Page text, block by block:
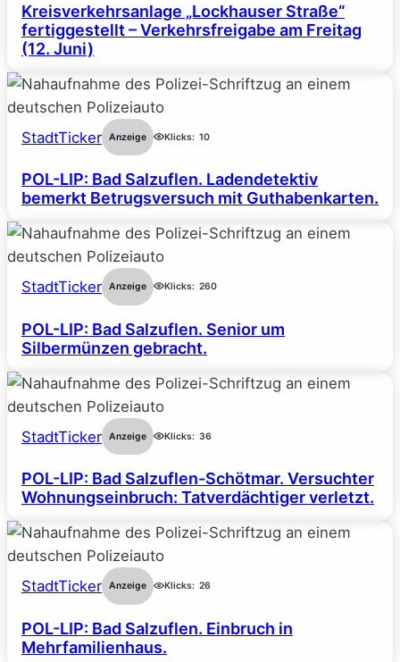
Kreisverkehrsanlage „Lockhauser Straße“
fertiggestellt – Verkehrsfreigabe am Freitag
(12. Juni)
StadtTicker Anzeige Klicks: 10
POL-LIP: Bad Salzuflen. Ladendetektiv
bemerkt Betrugsversuch mit Guthabenkarten.
StadtTicker Anzeige Klicks: 260
POL-LIP: Bad Salzuflen. Senior um
Silbermünzen gebracht.
StadtTicker Anzeige Klicks: 36
POL-LIP: Bad Salzuflen-Schötmar. Versuchter
Wohnungseinbruch: Tatverdächtiger verletzt.
StadtTicker Anzeige Klicks: 26
POL-LIP: Bad Salzuflen. Einbruch in
Mehrfamilienhaus.